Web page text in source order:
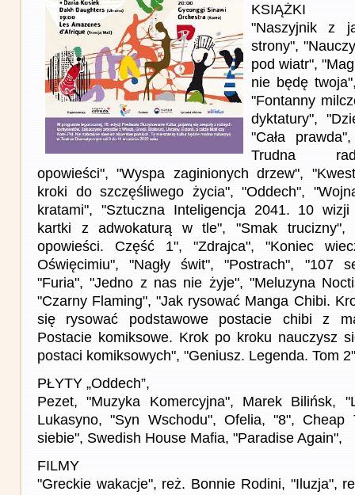
KSIĄŻKI
"Naszyjnik z
strony",
pod wiatr",
nie będę
"Fontanny
dyktatury",
"Cała
Trudna
opowieści", "Wyspa zaginionych drzew",
kroki do szczęśliwego życia", "Oddech",
kratami", "Sztuczna Inteligencja 2041. 10 wizji
kartki z adwokaturą w tle", "Smak trucizny",
opowieści. Część 1", "Zdrajca", "Koniec
Oświęcimiu", "Nagły świt", "Postrach", "107
"Furia", "Jedno z nas nie żyje", "Meluzyna
"Czarny Flaming", "Jak rysować Manga Chibi.
się rysować podstawowe postacie chibi z
Postacie komiksowe. Krok po kroku nauczysz
postaci komiksowych", "Geniusz. Legenda. Tom 2"
PŁYTY „Oddech”,
Pezet, "Muzyka Komercyjna", Marek Bilińsk,
Lukasyno, "Syn Wschodu", Ofelia, "8", Cheap
siebie", Swedish House Mafia, "Paradise Again",
FILMY
"Greckie wakacje", reż. Bonnie Rodini, "Iluzja",